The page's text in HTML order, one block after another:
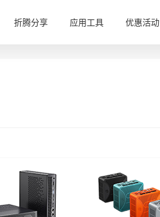
折腾分享 应用工具 优惠活动